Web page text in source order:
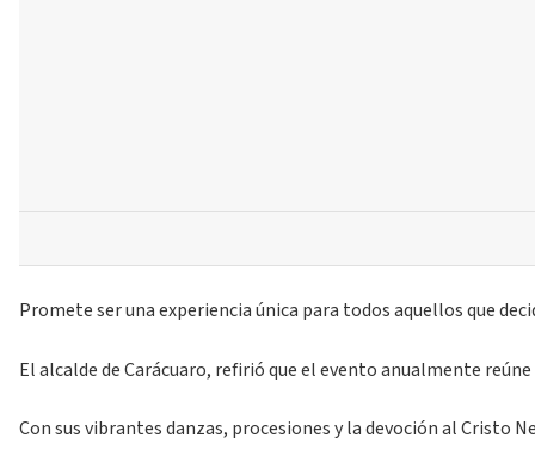
Promete ser una experiencia única para todos aquellos que
El alcalde de Carácuaro, refirió que el evento anualmente
Con sus vibrantes danzas, procesiones y la devoción al Cristo